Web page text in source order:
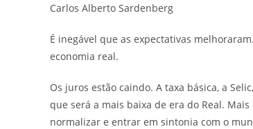
Carlos Alberto Sardenberg
É inegável que as expectativas
economia real.
Os juros estão caindo. A taxa básica, a
que será a mais baixa de era do Real.
normalizar e entrar em sintonia com o